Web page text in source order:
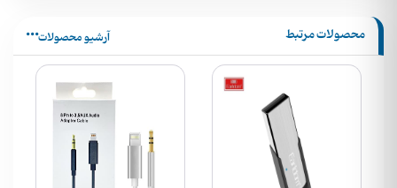
محصولات مرتبط آرشیو محصولات